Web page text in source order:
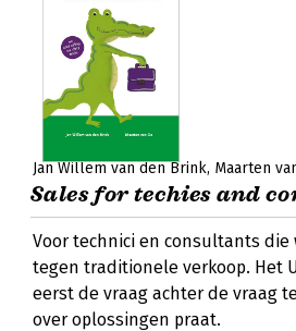
Jan Willem van den Brink Maarten
Sales for techies and
Voor technici en consultants die
tegen traditionele verkoop. Het
eerst de vraag achter de vraag
over oplossingen praat.